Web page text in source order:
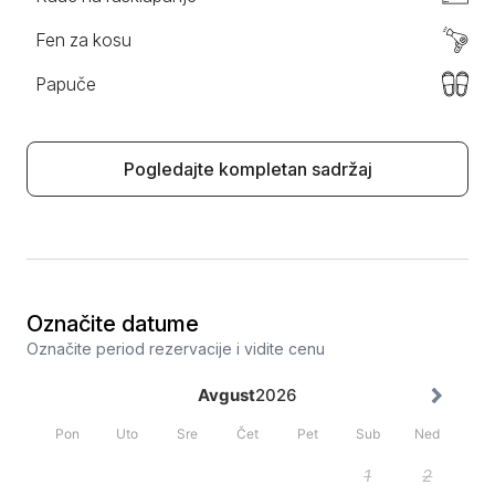
Fen za kosu
Papuče
Pogledajte kompletan sadržaj
Označite datume
Označite period rezervacije i vidite cenu